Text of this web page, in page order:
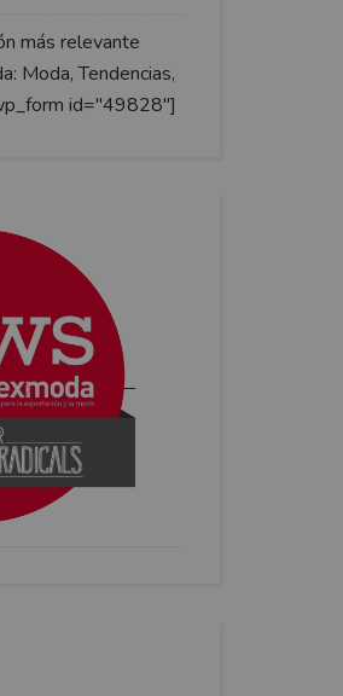
más relevante
Moda, Tendencias,
id="49828"]